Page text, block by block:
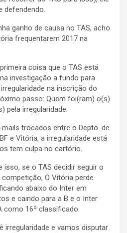
defendendo.
ganho de causa no TAS, acho
frequentarem 2017 na
coisa que o TAS está
investigação a fundo para
na inscrição do
passo: Quem foi(ram) o(s)
pela irregularidade.
trocados entre o Depto. de
e Vitória, a irregularidade está
tem culpa no cartório.
isso, se o TAS decidir seguir o
O Vitória perde
abaixo do Inter em
e caindo para a B e o Inter
como 16º classificado.
irregularidade e vamos disputar